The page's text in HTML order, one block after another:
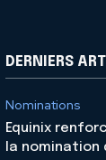
DERNIERS
Nominations
Equinix
la nomination